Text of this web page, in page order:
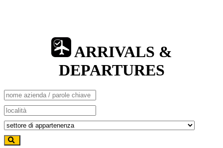
ARRIVALS &
DEPARTURES